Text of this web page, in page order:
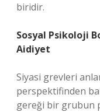
biridir.
Sosyal Psikoloji
Aidiyet
Siyasi grevleri
perspektifinden
gereği bir grubun